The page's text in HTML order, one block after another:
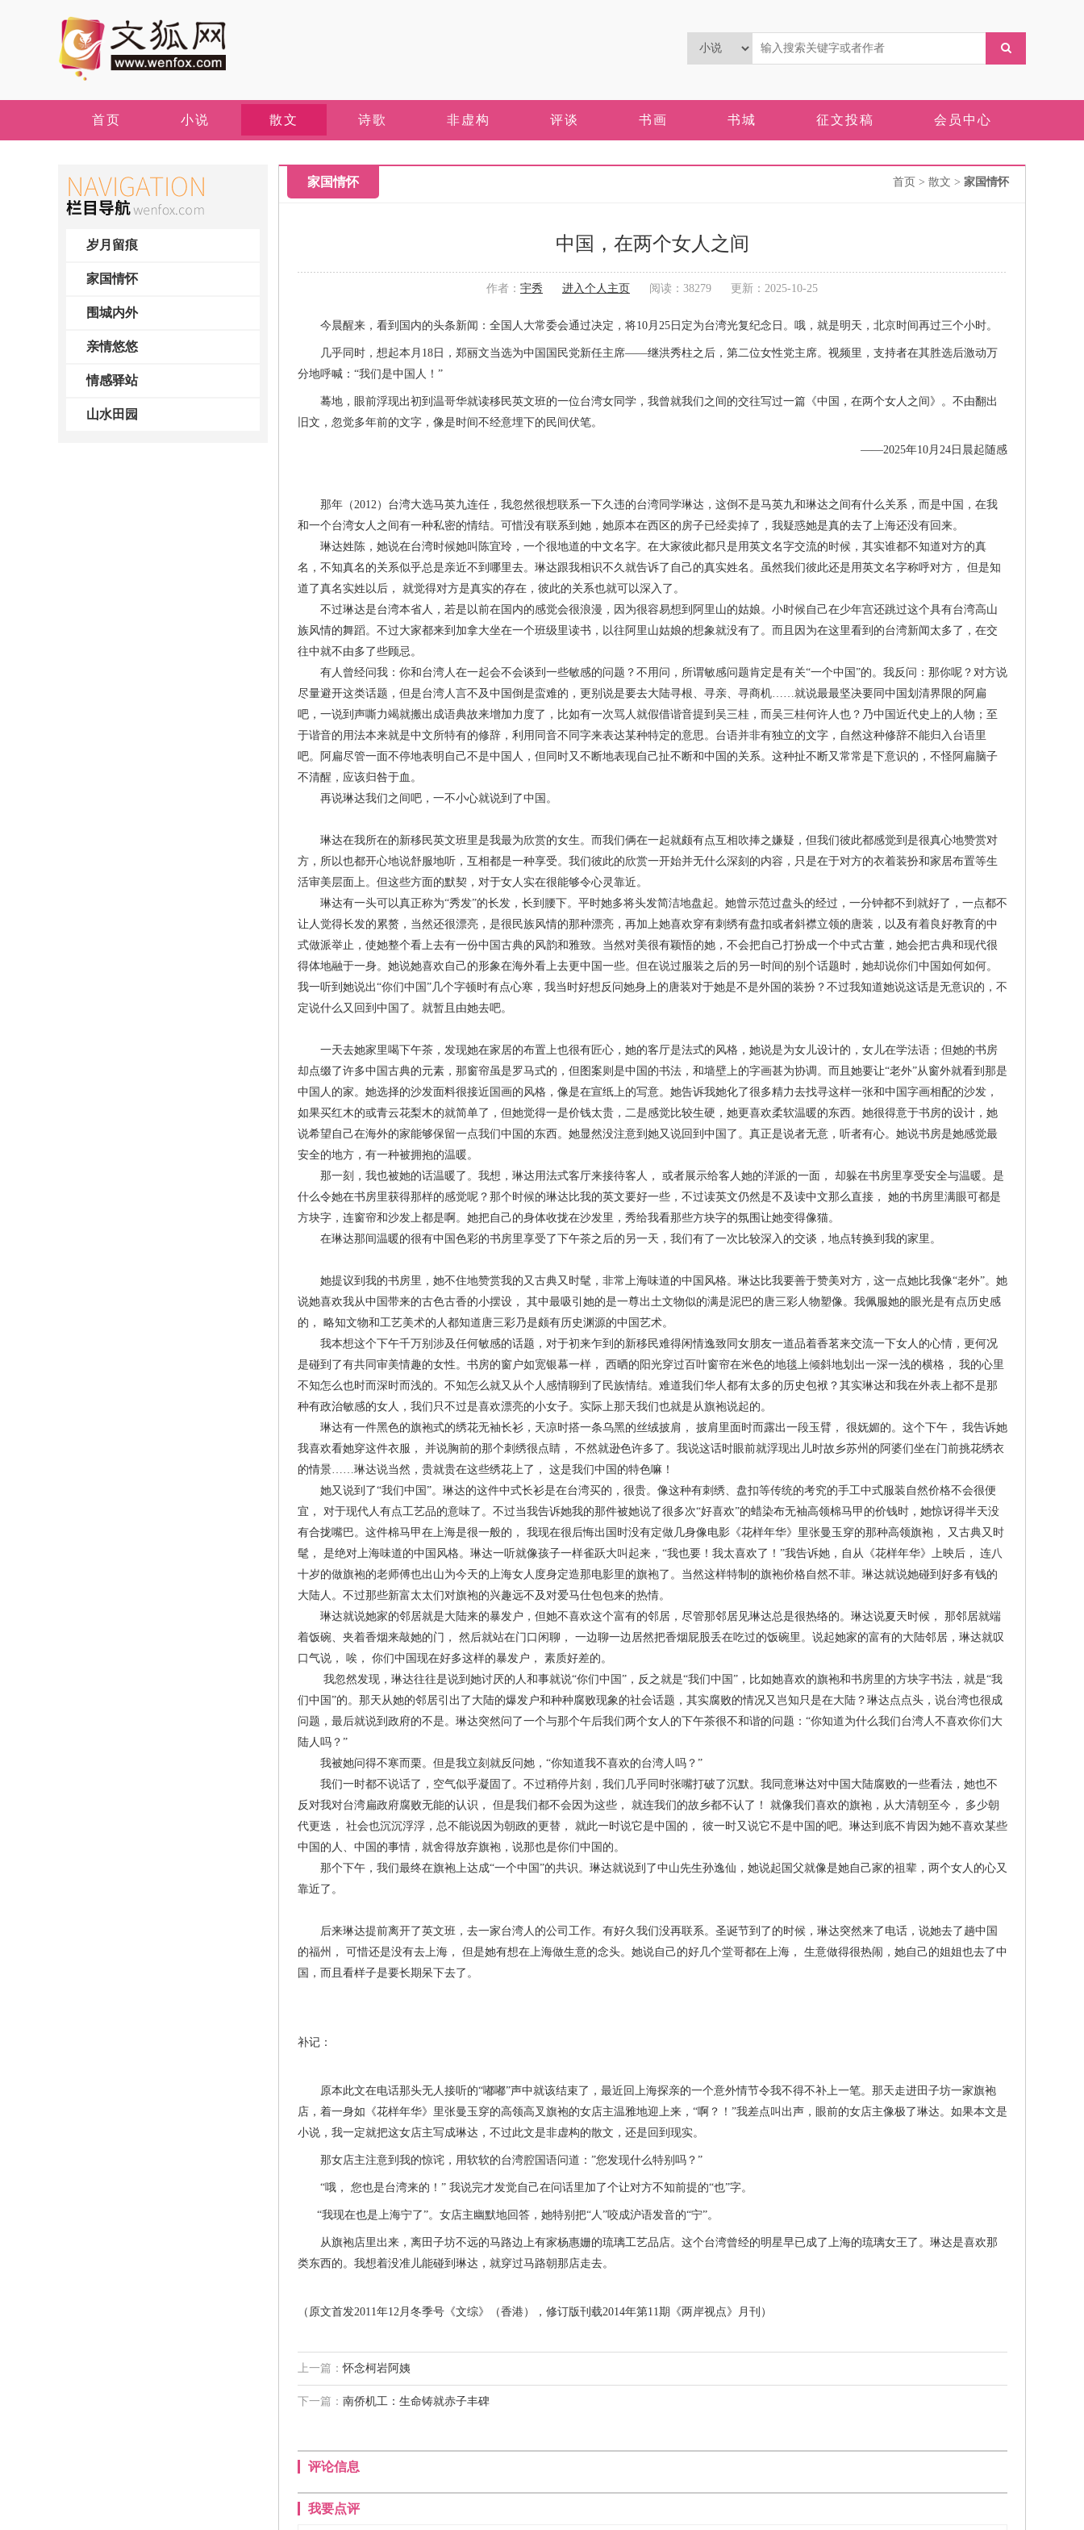
首页 小说 散文 诗歌 非虚构 评谈 书画 书城 征文投稿 会员中心
岁月留痕
家国情怀
围城内外
亲情悠悠
情感驿站
山水田园
家国情怀 首页 > 散文 > 家国情怀
中国，在两个女人之间
作者： 宇秀 进入个人主页 阅读：38279 更新：2025-10-25
今晨醒来，看到国内的头条新闻：全国人大常委会通过决定，将10月25日定为台湾光复纪念日。哦，就是明天，北京时间再过三个小时。
几乎同时，想起本月18日，郑丽文当选为中国国民党新任主席——继洪秀柱之后，第二位女性党主席。视频里，支持者在其胜选后激动万
分地呼喊：“我们是中国人！”
蓦地，眼前浮现出初到温哥华就读移民英文班的一位台湾女同学，我曾就我们之间的交往写过一篇《中国，在两个女人之间》。不由翻出
旧文，忽觉多年前的文字，像是时间不经意埋下的民间伏笔。
——2025年10月24日晨起随感
那年（2012）台湾大选马英九连任，我忽然很想联系一下久违的台湾同学琳达，这倒不是马英九和琳达之间有什么关系，而是中国，在我
和一个台湾女人之间有一种私密的情结。可惜没有联系到她，她原本在西区的房子已经卖掉了，我疑惑她是真的去了上海还没有回来。
琳达姓陈，她说在台湾时候她叫陈宜玲，一个很地道的中文名字。在大家彼此都只是用英文名字交流的时候，其实谁都不知道对方的真
名，不知真名的关系似乎总是亲近不到哪里去。琳达跟我相识不久就告诉了自己的真实姓名。虽然我们彼此还是用英文名字称呼对方， 但是知
道了真名实姓以后， 就觉得对方是真实的存在，彼此的关系也就可以深入了。
不过琳达是台湾本省人，若是以前在国内的感觉会很浪漫，因为很容易想到阿里山的姑娘。小时候自己在少年宫还跳过这个具有台湾高山
族风情的舞蹈。不过大家都来到加拿大坐在一个班级里读书，以往阿里山姑娘的想象就没有了。而且因为在这里看到的台湾新闻太多了，在交
往中就不由多了些顾忌。
有人曾经问我：你和台湾人在一起会不会谈到一些敏感的问题？不用问，所谓敏感问题肯定是有关“一个中国”的。我反问：那你呢？对方说
尽量避开这类话题，但是台湾人言不及中国倒是蛮难的，更别说是要去大陆寻根、寻亲、寻商机……就说最最坚决要同中国划清界限的阿扁
吧，一说到声嘶力竭就搬出成语典故来增加力度了，比如有一次骂人就假借谐音提到吴三桂，而吴三桂何许人也？乃中国近代史上的人物；至
于谐音的用法本来就是中文所特有的修辞，利用同音不同字来表达某种特定的意思。台语并非有独立的文字，自然这种修辞不能归入台语里
吧。阿扁尽管一面不停地表明自己不是中国人，但同时又不断地表现自己扯不断和中国的关系。这种扯不断又常常是下意识的，不怪阿扁脑子
不清醒，应该归咎于血。
再说琳达我们之间吧，一不小心就说到了中国。
琳达在我所在的新移民英文班里是我最为欣赏的女生。而我们俩在一起就颇有点互相吹捧之嫌疑，但我们彼此都感觉到是很真心地赞赏对
方，所以也都开心地说舒服地听，互相都是一种享受。我们彼此的欣赏一开始并无什么深刻的内容，只是在于对方的衣着装扮和家居布置等生
活审美层面上。但这些方面的默契，对于女人实在很能够令心灵靠近。
琳达有一头可以真正称为“秀发”的长发，长到腰下。平时她多将头发简洁地盘起。她曾示范过盘头的经过，一分钟都不到就好了，一点都不
让人觉得长发的累赘，当然还很漂亮，是很民族风情的那种漂亮，再加上她喜欢穿有刺绣有盘扣或者斜襟立领的唐装，以及有着良好教育的中
式做派举止，使她整个看上去有一份中国古典的风韵和雅致。当然对美很有颖悟的她，不会把自己打扮成一个中式古董，她会把古典和现代很
得体地融于一身。她说她喜欢自己的形象在海外看上去更中国一些。但在说过服装之后的另一时间的别个话题时，她却说你们中国如何如何。
我一听到她说出“你们中国”几个字顿时有点心寒，我当时好想反问她身上的唐装对于她是不是外国的装扮？不过我知道她说这话是无意识的，不
定说什么又回到中国了。就暂且由她去吧。
一天去她家里喝下午茶，发现她在家居的布置上也很有匠心，她的客厅是法式的风格，她说是为女儿设计的，女儿在学法语；但她的书房
却点缀了许多中国古典的元素，那窗帘虽是罗马式的，但图案则是中国的书法，和墙壁上的字画甚为协调。而且她要让“老外”从窗外就看到那是
中国人的家。她选择的沙发面料很接近国画的风格，像是在宣纸上的写意。她告诉我她化了很多精力去找寻这样一张和中国字画相配的沙发，
如果买红木的或青云花梨木的就简单了，但她觉得一是价钱太贵，二是感觉比较生硬，她更喜欢柔软温暖的东西。她很得意于书房的设计，她
说希望自己在海外的家能够保留一点我们中国的东西。她显然没注意到她又说回到中国了。真正是说者无意，听者有心。她说书房是她感觉最
安全的地方，有一种被拥抱的温暖。
那一刻，我也被她的话温暖了。我想，琳达用法式客厅来接待客人， 或者展示给客人她的洋派的一面， 却躲在书房里享受安全与温暖。是
什么令她在书房里获得那样的感觉呢？那个时候的琳达比我的英文要好一些，不过读英文仍然是不及读中文那么直接， 她的书房里满眼可都是
方块字，连窗帘和沙发上都是啊。她把自己的身体收拢在沙发里，秀给我看那些方块字的氛围让她变得像猫。
在琳达那间温暖的很有中国色彩的书房里享受了下午茶之后的另一天，我们有了一次比较深入的交谈，地点转换到我的家里。
她提议到我的书房里，她不住地赞赏我的又古典又时髦，非常上海味道的中国风格。琳达比我要善于赞美对方，这一点她比我像“老外”。她
说她喜欢我从中国带来的古色古香的小摆设， 其中最吸引她的是一尊出土文物似的满是泥巴的唐三彩人物塑像。我佩服她的眼光是有点历史感
的， 略知文物和工艺美术的人都知道唐三彩乃是颇有历史渊源的中国艺术。
我本想这个下午千万别涉及任何敏感的话题，对于初来乍到的新移民难得闲情逸致同女朋友一道品着香茗来交流一下女人的心情，更何况
是碰到了有共同审美情趣的女性。书房的窗户如宽银幕一样， 西晒的阳光穿过百叶窗帘在米色的地毯上倾斜地划出一深一浅的横格， 我的心里
不知怎么也时而深时而浅的。不知怎么就又从个人感情聊到了民族情结。难道我们华人都有太多的历史包袱？其实琳达和我在外表上都不是那
种有政治敏感的女人，我们只不过是喜欢漂亮的小女子。实际上那天我们也就是从旗袍说起的。
琳达有一件黑色的旗袍式的绣花无袖长衫，天凉时搭一条乌黑的丝绒披肩， 披肩里面时而露出一段玉臂， 很妩媚的。这个下午， 我告诉她
我喜欢看她穿这件衣服， 并说胸前的那个刺绣很点睛， 不然就逊色许多了。我说这话时眼前就浮现出儿时故乡苏州的阿婆们坐在门前挑花绣衣
的情景……琳达说当然，贵就贵在这些绣花上了， 这是我们中国的特色嘛！
她又说到了“我们中国”。琳达的这件中式长衫是在台湾买的，很贵。像这种有刺绣、盘扣等传统的考究的手工中式服装自然价格不会很便
宜， 对于现代人有点工艺品的意味了。不过当我告诉她我的那件被她说了很多次“好喜欢”的蜡染布无袖高领棉马甲的价钱时，她惊讶得半天没
有合拢嘴巴。这件棉马甲在上海是很一般的， 我现在很后悔出国时没有定做几身像电影《花样年华》里张曼玉穿的那种高领旗袍， 又古典又时
髦， 是绝对上海味道的中国风格。琳达一听就像孩子一样雀跃大叫起来，“我也要！我太喜欢了！”我告诉她，自从《花样年华》上映后， 连八
十岁的做旗袍的老师傅也出山为今天的上海女人度身定造那电影里的旗袍了。当然这样特制的旗袍价格自然不菲。琳达就说她碰到好多有钱的
大陆人。不过那些新富太太们对旗袍的兴趣远不及对爱马仕包包来的热情。
琳达就说她家的邻居就是大陆来的暴发户，但她不喜欢这个富有的邻居，尽管那邻居见琳达总是很热络的。琳达说夏天时候， 那邻居就端
着饭碗、夹着香烟来敲她的门， 然后就站在门口闲聊， 一边聊一边居然把香烟屁股丢在吃过的饭碗里。说起她家的富有的大陆邻居，琳达就叹
口气说， 唉， 你们中国现在好多这样的暴发户， 素质好差的。
我忽然发现，琳达往往是说到她讨厌的人和事就说“你们中国”，反之就是“我们中国”，比如她喜欢的旗袍和书房里的方块字书法，就是“我
们中国”的。那天从她的邻居引出了大陆的爆发户和种种腐败现象的社会话题，其实腐败的情况又岂知只是在大陆？琳达点点头，说台湾也很成
问题，最后就说到政府的不是。琳达突然问了一个与那个午后我们两个女人的下午茶很不和谐的问题：“你知道为什么我们台湾人不喜欢你们大
陆人吗？”
我被她问得不寒而栗。但是我立刻就反问她，“你知道我不喜欢的台湾人吗？”
我们一时都不说话了，空气似乎凝固了。不过稍停片刻，我们几乎同时张嘴打破了沉默。我同意琳达对中国大陆腐败的一些看法，她也不
反对我对台湾扁政府腐败无能的认识， 但是我们都不会因为这些， 就连我们的故乡都不认了！ 就像我们喜欢的旗袍，从大清朝至今， 多少朝
代更迭， 社会也沉沉浮浮，总不能说因为朝政的更替， 就此一时说它是中国的， 彼一时又说它不是中国的吧。琳达到底不肯因为她不喜欢某些
中国的人、中国的事情，就舍得放弃旗袍，说那也是你们中国的。
那个下午，我们最终在旗袍上达成“一个中国”的共识。琳达就说到了中山先生孙逸仙，她说起国父就像是她自己家的祖辈，两个女人的心又
靠近了。
后来琳达提前离开了英文班，去一家台湾人的公司工作。有好久我们没再联系。圣诞节到了的时候，琳达突然来了电话，说她去了趟中国
的福州， 可惜还是没有去上海， 但是她有想在上海做生意的念头。她说自己的好几个堂哥都在上海， 生意做得很热闹，她自己的姐姐也去了中
国，而且看样子是要长期呆下去了。
补记：
原本此文在电话那头无人接听的“嘟嘟”声中就该结束了，最近回上海探亲的一个意外情节令我不得不补上一笔。那天走进田子坊一家旗袍
店，着一身如《花样年华》里张曼玉穿的高领高叉旗袍的女店主温雅地迎上来，“啊？！”我差点叫出声，眼前的女店主像极了琳达。如果本文是
小说，我一定就把这女店主写成琳达，不过此文是非虚构的散文，还是回到现实。
那女店主注意到我的惊诧，用软软的台湾腔国语问道：”您发现什么特别吗？”
“哦， 您也是台湾来的！” 我说完才发觉自己在问话里加了个让对方不知前提的“也”字。
“我现在也是上海宁了”。女店主幽默地回答，她特别把“人”咬成沪语发音的“宁”。
从旗袍店里出来，离田子坊不远的马路边上有家杨惠姗的琉璃工艺品店。这个台湾曾经的明星早已成了上海的琉璃女王了。琳达是喜欢那
类东西的。我想着没准儿能碰到琳达，就穿过马路朝那店走去。
（原文首发2011年12月冬季号《文综》（香港），修订版刊载2014年第11期《两岸视点》月刊）
上一篇：怀念柯岩阿姨
下一篇： 南侨机工：生命铸就赤子丰碑
评论信息
我要点评